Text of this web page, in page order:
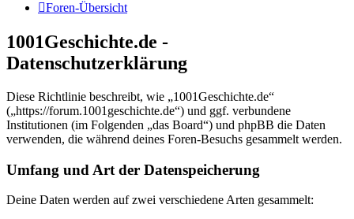
Foren-Übersicht
1001Geschichte.de -
Datenschutzerklärung
Diese Richtlinie beschreibt, wie „1001Geschichte.de“
(„https://forum.1001geschichte.de“) und ggf. verbundene
Institutionen (im Folgenden „das Board“) und phpBB die Daten
verwenden, die während deines Foren-Besuchs gesammelt werden.
Umfang und Art der Datenspeicherung
Deine Daten werden auf zwei verschiedene Arten gesammelt: